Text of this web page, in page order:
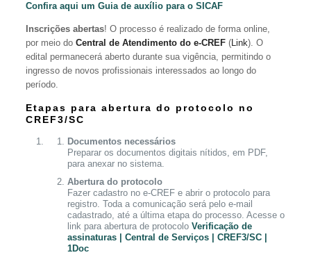
Confira aqui um Guia de auxílio para o SICAF
Inscrições abertas! O processo é realizado de forma online,
por meio doCentral de Atendimento do e-CREF (Link). O
edital permanecerá aberto durante sua vigência, permitindo o
ingresso de novos profissionais interessados ao longo do
período.
Etapas para abertura do protocolo no
CREF3/SC
Documentos necessários
Preparar os documentos digitais nítidos, em PDF,
para anexar no sistema.
Abertura do protocolo
Fazer cadastro no e-CREF e abrir o protocolo para
registro. Toda a comunicação será pelo e-mail
cadastrado, até a última etapa do processo. Acesse o
link para abertura de protocoloVerificação de
assinaturas | Central de Serviços | CREF3/SC |
1Doc